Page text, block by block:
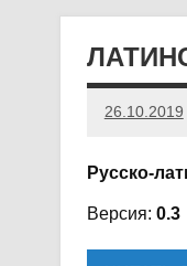
26.10.2019
Русско-
Версия: 0.3